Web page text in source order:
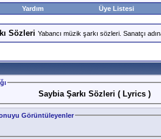
Yardım Üye Listesi
Sözleri Yabancı müzik şarkı sözleri. Sanatçı
Saybia Şarkı Sözleri ( Lyrics )
Görüntüleyenler